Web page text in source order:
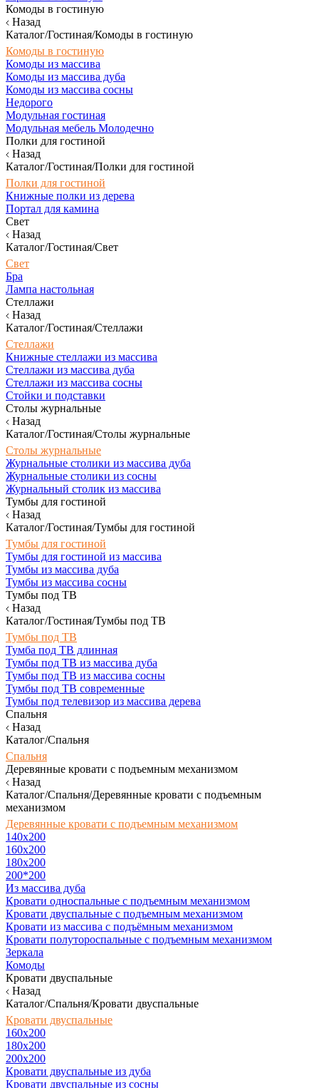
Комоды в гостиную
Назад
Каталог/Гостиная/Комоды в гостиную
Комоды в гостиную
Комоды из массива
Комоды из массива дуба
Комоды из массива сосны
Недорого
Модульная гостиная
Модульная мебель Молодечно
Полки для гостиной
Назад
Каталог/Гостиная/Полки для гостиной
Полки для гостиной
Книжные полки из дерева
Портал для камина
Свет
Назад
Каталог/Гостиная/Свет
Свет
Бра
Лампа настольная
Стеллажи
Назад
Каталог/Гостиная/Стеллажи
Стеллажи
Книжные стеллажи из массива
Стеллажи из массива дуба
Стеллажи из массива сосны
Стойки и подставки
Столы журнальные
Назад
Каталог/Гостиная/Столы журнальные
Столы журнальные
Журнальные столики из массива дуба
Журнальные столики из сосны
Журнальный столик из массива
Тумбы для гостиной
Назад
Каталог/Гостиная/Тумбы для гостиной
Тумбы для гостиной
Тумбы для гостиной из массива
Тумбы из массива дуба
Тумбы из массива сосны
Тумбы под ТВ
Назад
Каталог/Гостиная/Тумбы под ТВ
Тумбы под ТВ
Тумба под ТВ длинная
Тумбы под ТВ из массива дуба
Тумбы под ТВ из массива сосны
Тумбы под ТВ современные
Тумбы под телевизор из массива дерева
Спальня
Назад
Каталог/Спальня
Спальня
Деревянные кровати с подъемным механизмом
Назад
Каталог/Спальня/Деревянные кровати с подъемным
механизмом
Деревянные кровати с подъемным механизмом
140x200
160х200
180х200
200*200
Из массива дуба
Кровати односпальные с подъемным механизмом
Кровати двуспальные с подъемным механизмом
Кровати из массива с подъёмным механизмом
Кровати полутороспальные с подъемным механизмом
Зеркала
Комоды
Кровати двуспальные
Назад
Каталог/Спальня/Кровати двуспальные
Кровати двуспальные
160х200
180x200
200x200
Кровати двуспальные из дуба
Кровати двуспальные из сосны